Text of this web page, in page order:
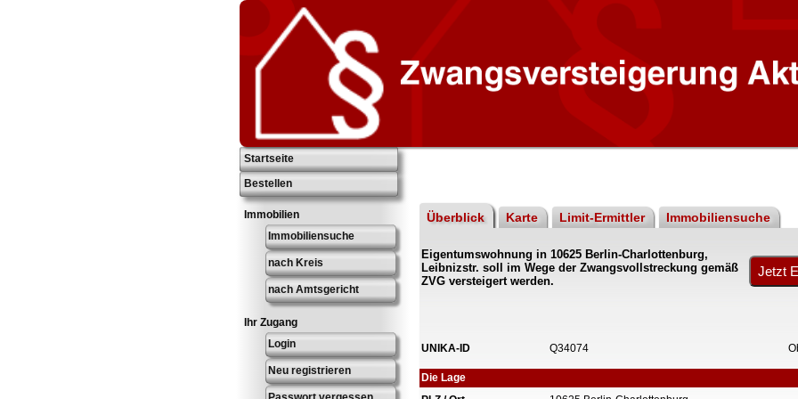
Startseite
Bestellen
Immobilien
Immobiliensuche
nach Kreis
nach Amtsgericht
Ihr Zugang
Login
Neu registrieren
Überblick Karte Limit-Ermittler Immobiliensuche
Eigentumswohnung in 10625 Berlin-Charlottenburg,
Leibnizstr. soll im Wege der Zwangsvollstreckung gemäß
ZVG versteigert werden.
UNIKA-ID Q34074
Die Lage